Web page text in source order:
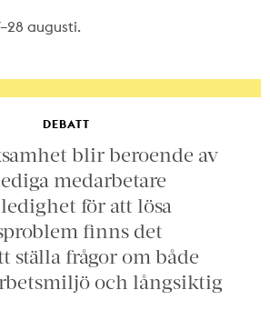
augusti.
DEBATT
blir beroende av
medarbetare
för att lösa
finns det
ställa frågor om både
och långsiktig